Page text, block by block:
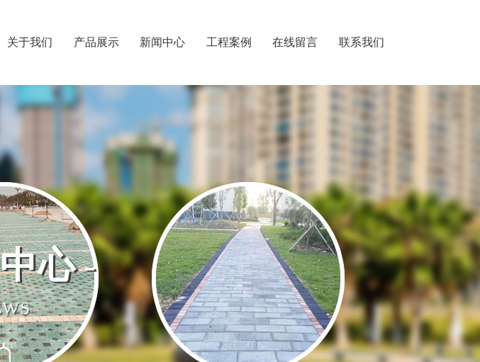
关于我们 产品展示 新闻中心 工程案例 在线留言 联系我们
心